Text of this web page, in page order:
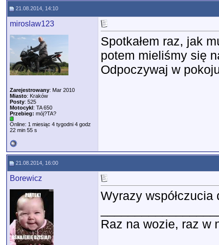
21.08.2014, 14:10
miroslaw123
Zarejestrowany: Mar 2010
Miasto: Kraków
Posty: 525
Motocykl: TA 650
Przebieg: mój?TA?
Online: 1 miesiąc 4 tygodni 4 godz
22 min 55 s
Spotkałem raz, jak
potem mieliśmy się
Odpoczywaj w
21.08.2014, 16:00
Borewicz
Wyrazy
Raz na wozie, raz w